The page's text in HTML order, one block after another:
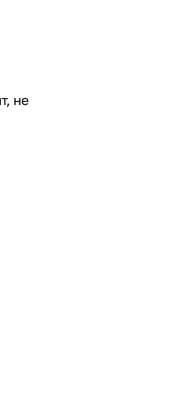
не